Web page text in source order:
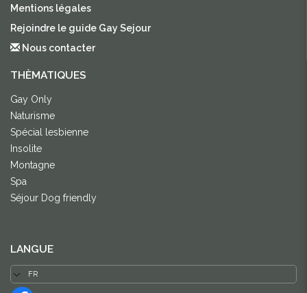
Mentions légales
Rejoindre le guide Gay Sejour
Nous contacter
THÈMATIQUES
Gay Only
Naturisme
Spécial lesbienne
Insolite
Montagne
Spa
Séjour Dog friendly
LANGUE